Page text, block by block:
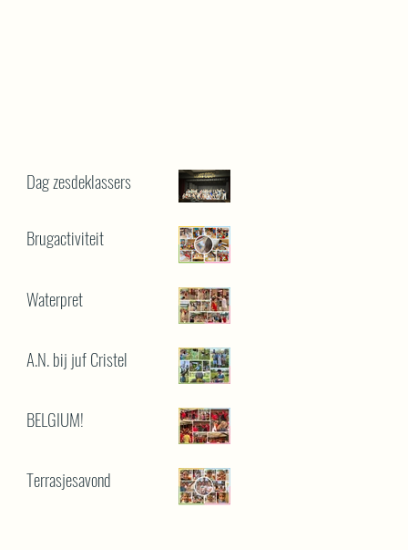
Dag zesdeklassers
Brugactiviteit
Waterpret
A.N. bij juf Cristel
BELGIUM!
Terrasjesavond